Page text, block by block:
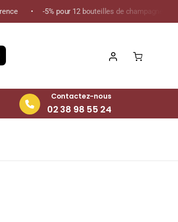
-5% pour 12 bouteilles de champagne de la
Contactez-nous
02 38 98 55 24